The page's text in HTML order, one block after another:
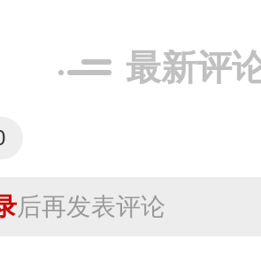
最新评
后再发表评论